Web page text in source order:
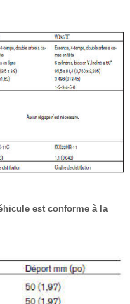
est conforme à la